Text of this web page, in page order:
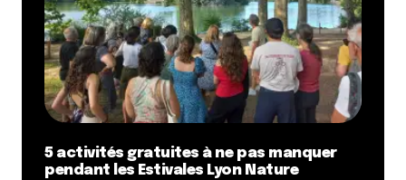
5 activités gratuites à ne pas manquer
pendant les Estivales Lyon Nature